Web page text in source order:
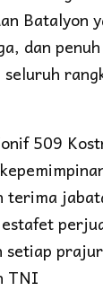
Batalyon
dan
509
terima
setiap
TNI